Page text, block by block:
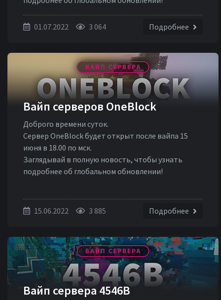
01.07.2022 3 064 Подробнее
Вайп серверов OneBlock
Доброго времени суток.
Сервер OneBlock будет открыт после вайпа 15
июня в 18.00 по мск.
Заглядывай в полную новость, чтобы узнать
подробнее об глобальном обновлении!
15.06.2022 3 885 Подробнее
Вайп сервера 4546B